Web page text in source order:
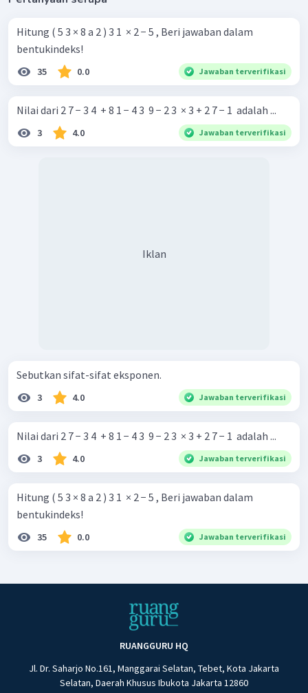
Hitung ( 5 3 × 8 a 2 ) 3 1 ​ × 2 − 5 , Beri jawaban dalam
bentukindeks!
35 0.0 Jawaban terverifikasi
Nilai dari 2 7 − 3 4 ​ + 8 1 − 4 3 ​ 9 − 2 3 ​ × 3 + 2 7 − 1 ​ adalah ...
3 4.0 Jawaban terverifikasi
Iklan
Sebutkan sifat-sifat eksponen.
3 4.0 Jawaban terverifikasi
Nilai dari 2 7 − 3 4 ​ + 8 1 − 4 3 ​ 9 − 2 3 ​ × 3 + 2 7 − 1 ​ adalah ...
3 4.0 Jawaban terverifikasi
Hitung ( 5 3 × 8 a 2 ) 3 1 ​ × 2 − 5 , Beri jawaban dalam
bentukindeks!
35 0.0 Jawaban terverifikasi
RUANGGURU HQ
Jl. Dr. Saharjo No.161, Manggarai Selatan, Tebet, Kota Jakarta
Selatan, Daerah Khusus Ibukota Jakarta 12860